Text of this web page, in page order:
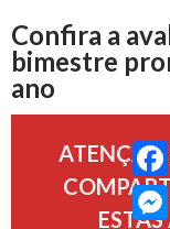
Confira a
bimestre
ano